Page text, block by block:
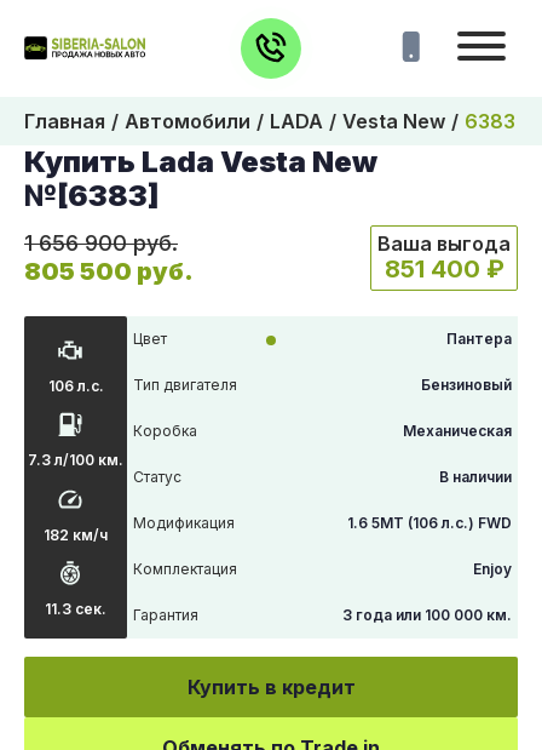
Главная Автомобили LADA Vesta New 6383
Купить Lada Vesta New
№[6383]
1 656 900 руб.
805 500 руб.
Ваша выгода
851 400 ₽
106 л.с.
7.3 л/100 км.
182 км/ч
11.3 сек.
Цвет Пантера
Тип двигателя Бензиновый
Коробка Механическая
Статус В наличии
Модификация 1.6 5MT (106 л.с.) FWD
Комплектация Enjoy
Гарантия 3 года или 100 000 км.
Купить в кредит